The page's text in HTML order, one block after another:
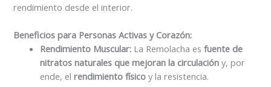
rendimiento desde el interior.
Beneficios para Personas Activas y Corazón:
Rendimiento Muscular: La Remolacha esfuente de
nitratos naturales que mejoran la circulación y, por
ende, elrendimiento físico y la resistencia.